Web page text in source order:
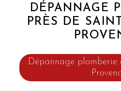
DÉPANNAGE
PRÈS DE
Dépannage plomberie